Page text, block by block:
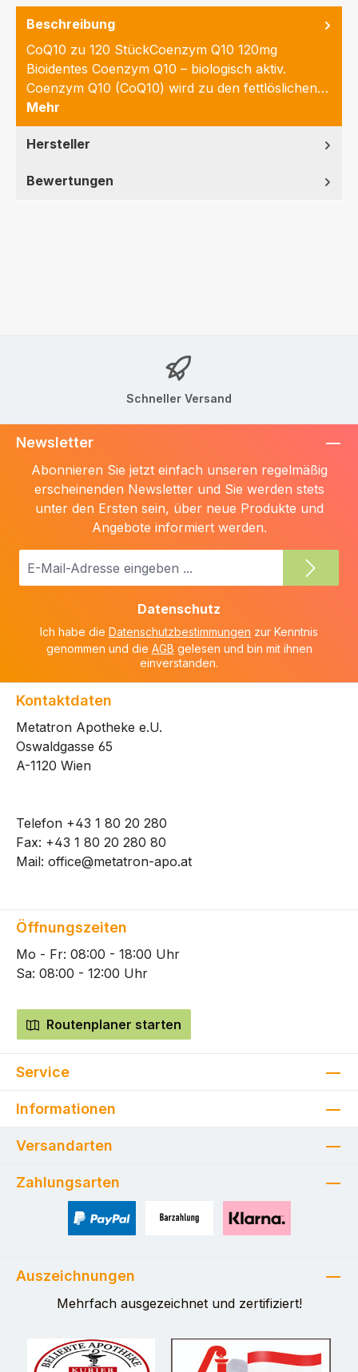
Beschreibung
CoQ10 zu 120 StückCoenzym Q10 120mg
Bioidentes Coenzym Q10 – biologisch aktiv.
Coenzym Q10 (CoQ10) wird zu den fettlöslichen…
Mehr
Hersteller
Bewertungen
Schneller Versand
Newsletter
Abonnieren Sie jetzt einfach unseren regelmäßig
erscheinenden Newsletter und Sie werden stets
unter den Ersten sein, über neue Produkte und
Angebote informiert werden.
E-
Datenschutz
Ich habe die Datenschutzbestimmungen zur Kenntnis
genommen und die AGB gelesen und bin mit ihnen
einverstanden.
Kontaktdaten
Metatron Apotheke e.U.
Oswaldgasse 65
A-1120 Wien
Telefon +43 1 80 20 280
Fax: +43 1 80 20 280 80
Mail: office@metatron-apo.at
Öffnungszeiten
Mo - Fr: 08:00 - 18:00 Uhr
Sa: 08:00 - 12:00 Uhr
Routenplaner starten
Service
Informationen
Versandarten
Zahlungsarten
Auszeichnungen
Mehrfach ausgezeichnet und zertifiziert!